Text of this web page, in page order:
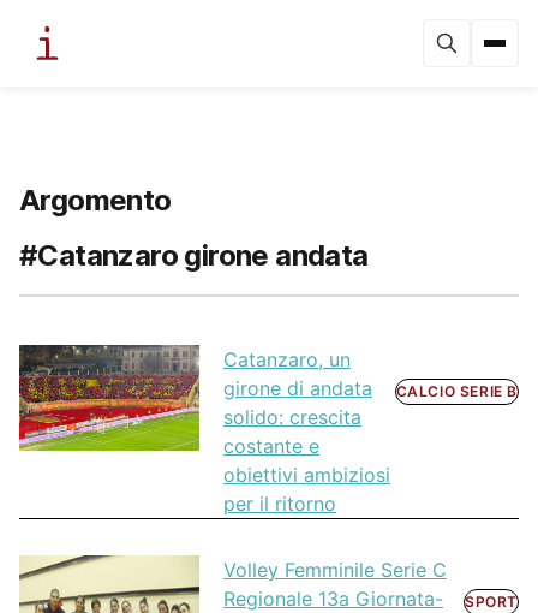
Argomento
#Catanzaro girone andata
Catanzaro, un
girone di andata
solido: crescita
costante e
obiettivi ambiziosi
per il ritorno
CALCIO SERIE B
Volley Femminile Serie C
Regionale 13a Giornata-
SPORT